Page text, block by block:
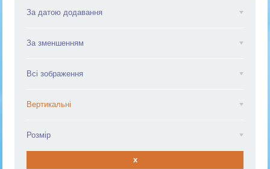
За датою додавання
За зменшенням
Всі зображення
Вертикальні
Розмір
x